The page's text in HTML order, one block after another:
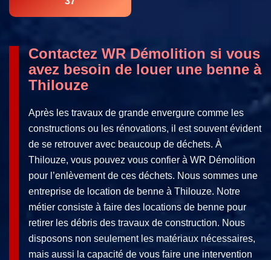
Contactez WR Démolition si vous
avez besoin de louer une benne à
Thilouze
Après les travaux de grande envergure comme les
constructions ou les rénovations, il est souvent évident
de se retrouver avec beaucoup de déchets. À
Thilouze, vous pouvez vous confier à WR Démolition
pour l’enlèvement de ces déchets. Nous sommes une
entreprise de location de benne à Thilouze. Notre
métier consiste à faire des locations de benne pour
retirer les débris des travaux de construction. Nous
disposons non seulement les matériaux nécessaires,
mais aussi la capacité de vous faire une intervention